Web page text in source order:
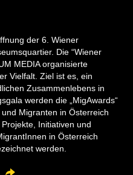
der 6. Wiener
Die “Wiener
MEDIA organisierte
Vielfalt. Ziel ist es, ein
Zusammenlebens in
werden die „MigAwards“
Migranten in Österreich
Initiativen und
in Österreich
werden.